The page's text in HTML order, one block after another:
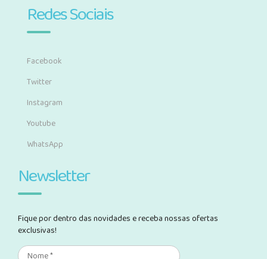
Redes Sociais
Facebook
Twitter
Instagram
Youtube
WhatsApp
Newsletter
Fique por dentro das novidades e receba nossas ofertas
exclusivas!